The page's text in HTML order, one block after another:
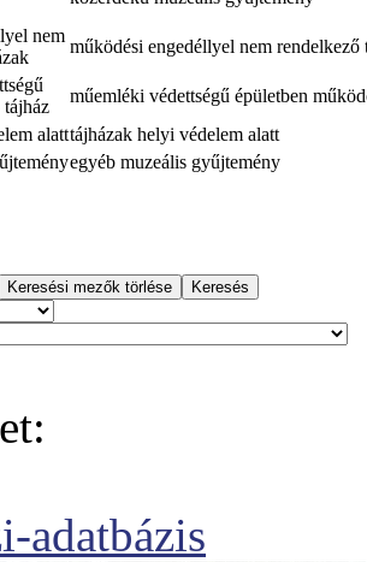
működési engedéllyel nem rendelkező
műemléki védettségű épületben
tájházak helyi védelem alatt
egyéb muzeális gyűjtemény
adatbázis